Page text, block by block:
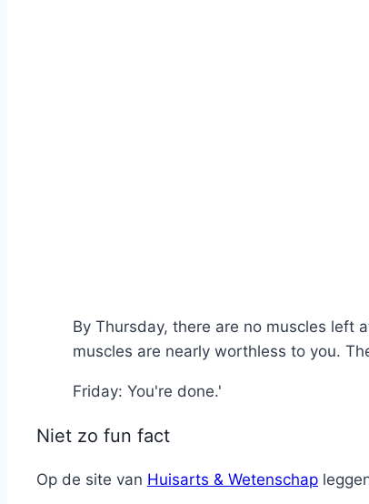
By Thursday, there are no muscles left
muscles are nearly worthless to you.
Friday: You're done.'
Niet zo fun fact
Op de site van Huisarts & Wetenschap